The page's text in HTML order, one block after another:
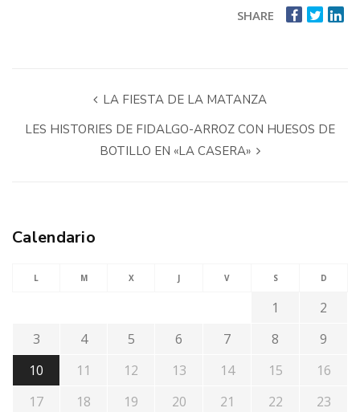
SHARE
LA FIESTA DE LA MATANZA
LES HISTORIES DE FIDALGO-ARROZ CON HUESOS DE
BOTILLO EN «LA CASERA»
Calendario
L M X J V S D
1
2
3
4 5 6 7 8
9
10
11 12 13 14 15
16
17
18 19 20 21 22
23